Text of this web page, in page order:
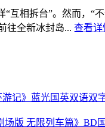
互相拆台”。然而，“
往全新冰封岛... 查看详
记》蓝光国英双语双
场版 无限列车篇》BD